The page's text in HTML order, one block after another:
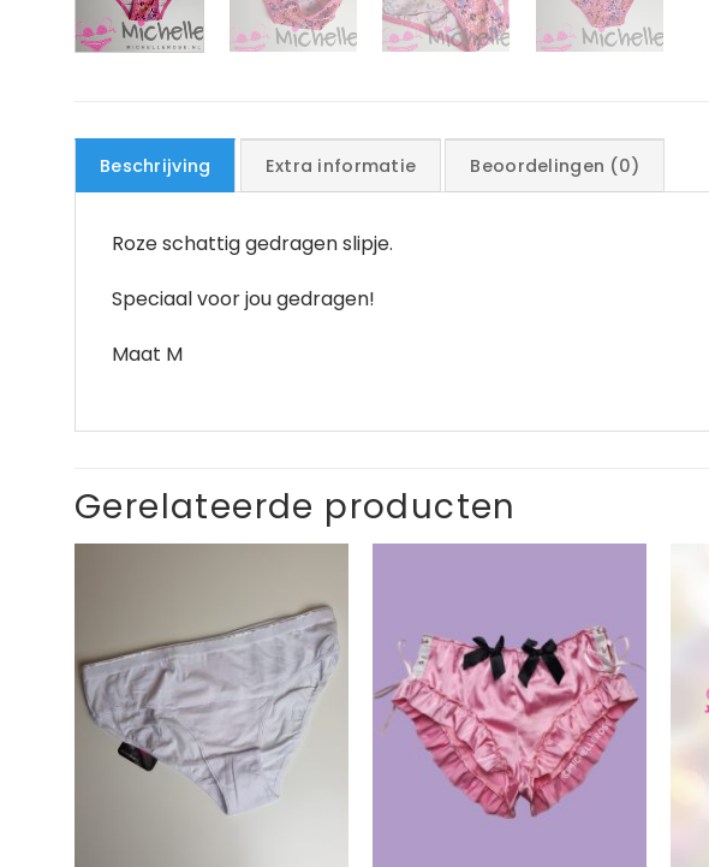
Beschrijving Extra informatie Beoordelingen (0)
Roze schattig gedragen slipje.
Speciaal voor jou gedragen!
Maat M
Gerelateerde producten